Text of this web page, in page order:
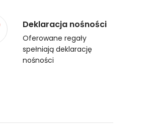
Deklaracja nośności
Oferowane regały
spełniają deklarację
nośności